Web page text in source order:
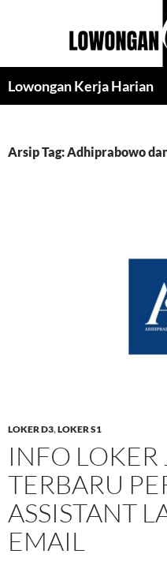
Lowongan Kerja Harian
Arsip Tag: Adhiprabowo
LOKER D3,LOKER S1
INFO LOKER
TERBARU
ASSISTANT
EMAIL